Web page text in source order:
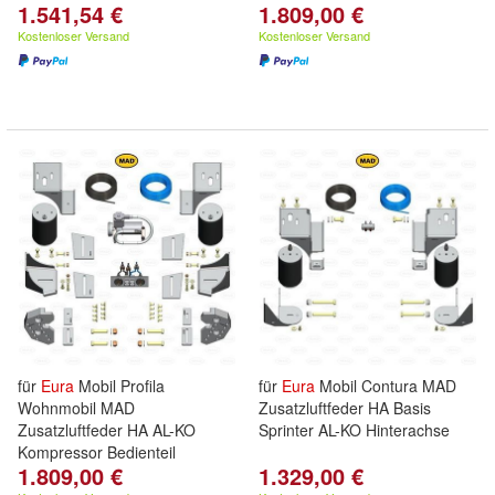
1.541,54 €
Kostenloser Versand
1.809,00 €
Kostenloser Versand
für Eura Mobil Profila
Wohnmobil MAD
Zusatzluftfeder HA AL-KO
Kompressor Bedienteil
1.809,00 €
für Eura Mobil Contura MAD
Zusatzluftfeder HA Basis
Sprinter AL-KO Hinterachse
1.329,00 €